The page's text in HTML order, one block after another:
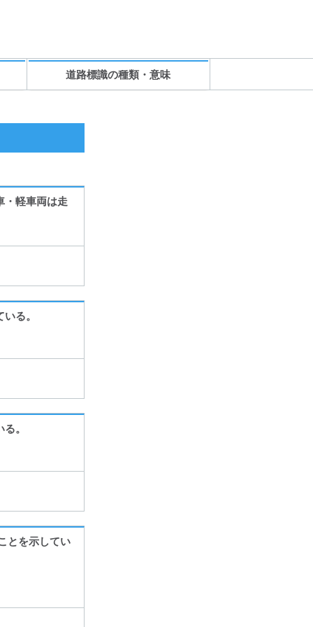
道路標識の種類・意味
・軽車両は走
る。
。
とを示してい